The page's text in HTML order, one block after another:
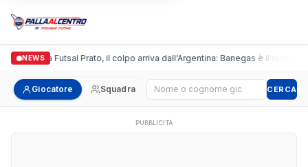
NEWS
Italgronda Futsal Prato, il colpo arriva dall'Argentina: Banegas è il nuovo
Giocatore Squadra Cerca giocatore CERCA
PUBBLICITÀ